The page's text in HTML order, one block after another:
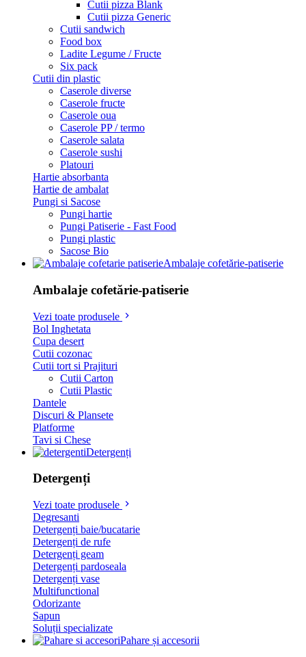
Cutii pizza Blank
Cutii pizza Generic
Cutii sandwich
Food box
Ladite Legume / Fructe
Six pack
Cutii din plastic
Caserole diverse
Caserole fructe
Caserole oua
Caserole PP / termo
Caserole salata
Caserole sushi
Platouri
Hartie absorbanta
Hartie de ambalat
Pungi si Sacose
Pungi hartie
Pungi Patiserie - Fast Food
Pungi plastic
Sacose Bio
Ambalaje cofetărie-patiserie
Ambalaje cofetărie-patiserie
Vezi toate produsele
Bol Inghetata
Cupa desert
Cutii cozonac
Cutii tort si Prajituri
Cutii Carton
Cutii Plastic
Dantele
Discuri & Plansete
Platforme
Tavi si Chese
Detergenți
Detergenți
Vezi toate produsele
Degresanti
Detergenți baie/bucatarie
Detergenți de rufe
Detergenți geam
Detergenți pardoseala
Detergenți vase
Multifunctional
Odorizante
Sapun
Soluții specializate
Pahare și accesorii